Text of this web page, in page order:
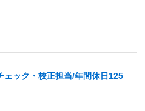
ック・校正担当/年間休日125